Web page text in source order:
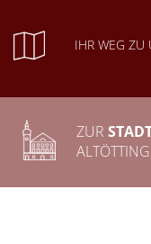
IHR WEG ZU
ZUR
ALTÖTTING